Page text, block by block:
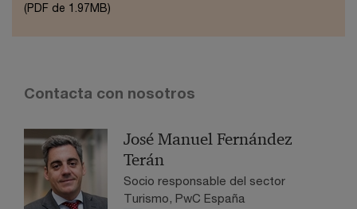
(PDF de 1.97MB)
Contacta con nosotros
José Manuel Fernández
Terán
Socio responsable del sector
Turismo, PwC España